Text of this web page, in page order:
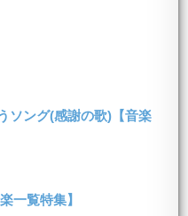
ソング(感謝の歌)【音楽
一覧特集】